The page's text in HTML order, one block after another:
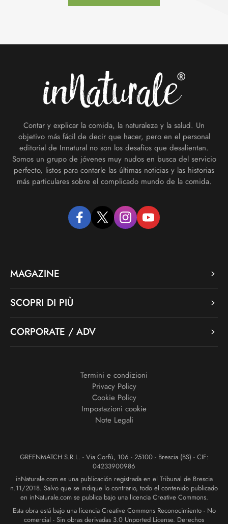
Contar y explicar la comida, la naturaleza y la salud. Un
objetivo más fácil de decir que hacer, pero en el personal
editorial de Innatural no son los desafíos que desalientan.
Somos un grupo de jóvenes muy nudos en busca del servicio
perfecto, listos para contarle las últimas noticias y las historias
más particulares sobre el complicado mundo de la comida.
facebooktwitter instagramyoutube
MAGAZINE
SCOPRI DI PIÙ
CORPORATE / ADV
Termini e condizioni
Privacy Policy
Cookie Policy
Impostazioni cookie
Note Legali
GREENMATCH S.R.L. - Via Corfù, 106 - 25100 - Brescia (BS) - CIF:
04233900986
inNaturale.com es una publicación registrada en el Tribunal de Brescia
n.11/2018. Salvo que se indique lo contrario, todo el contenido publicado
en inNaturale.com se publica bajo una licencia Creative Commons.
Esta obra está bajo una licencia Creative Commons Reconocimiento - No
comercial - Sin obras derivadas 3.0 Unported License. Derechos